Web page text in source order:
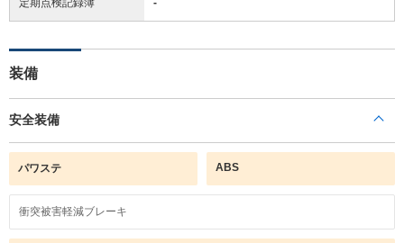
装備
安全装備
パワステ ABS
衝突被害軽減ブレーキ